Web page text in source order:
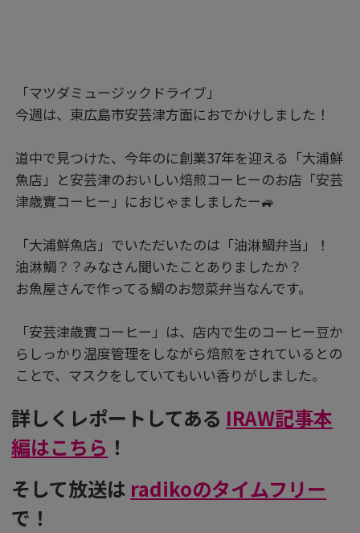
「マツダミュージックドライブ」
今週は、東広島市安芸津方面におでかけしました！
道中で見つけた、今年のに創業37年を迎える「大浦鮮
魚店」と安芸津のおいしい焙煎コーヒーのお店「安芸
津歳實コーヒー」におじゃましましたー🚙
「大浦鮮魚店」でいただいたのは「油淋鯛弁当」！
油淋鯛？？みなさん聞いたことありましたか？
お魚屋さんで作ってる鯛のお惣菜弁当なんです。
「安芸津歳實コーヒー」は、店内で生のコーヒー豆か
らしっかり温度管理をしながら焙煎をされているとの
ことで、マスクをしていてもいい香りがしました。
詳しくレポートしてある IRAW記事本
編はこちら ！
そして放送は radikoのタイムフリー
で！